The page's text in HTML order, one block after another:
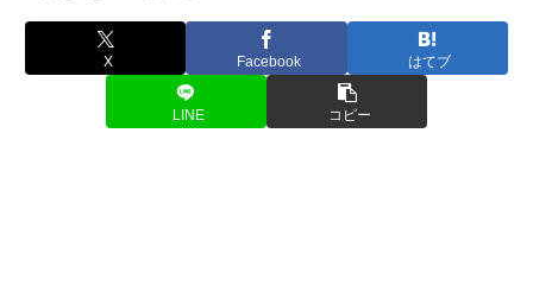
X Facebook はてブ
LINE コピー